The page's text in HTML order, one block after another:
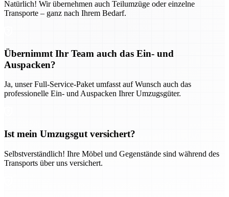
Natürlich! Wir übernehmen auch Teilumzüge oder einzelne
Transporte – ganz nach Ihrem Bedarf.
Übernimmt Ihr Team auch das Ein- und
Auspacken?
Ja, unser Full-Service-Paket umfasst auf Wunsch auch das
professionelle Ein- und Auspacken Ihrer Umzugsgüter.
Ist mein Umzugsgut versichert?
Selbstverständlich! Ihre Möbel und Gegenstände sind während des
Transports über uns versichert.